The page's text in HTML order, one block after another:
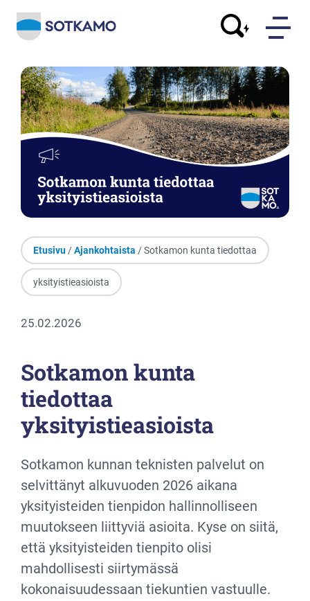
Etusivu/Ajankohtaista / Sotkamon kunta tiedottaa
yksityistieasioista
25.02.2026
Sotkamon kunta
tiedottaa
yksityistieasioista
Sotkamon kunnan teknisten palvelut on
selvittänyt alkuvuoden 2026 aikana
yksityisteiden tienpidon hallinnolliseen
muutokseen liittyviä asioita. Kyse on siitä,
että yksityisteiden tienpito olisi
mahdollisesti siirtymässä
kokonaisuudessaan tiekuntien vastuulle.